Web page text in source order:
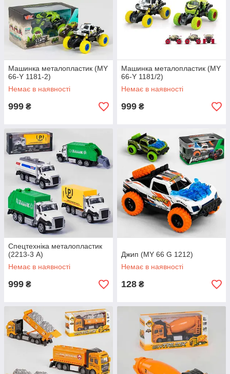
Машинка металопластик (MY
66-Y 1181-2)
Немає в наявності
999 ₴
Машинка металопластик (MY
66-Y 1181/2)
Немає в наявності
999 ₴
Спецтехніка металопластик
(2213-3 А)
Немає в наявності
999 ₴
Джип (MY 66 G 1212)
Немає в наявності
128 ₴